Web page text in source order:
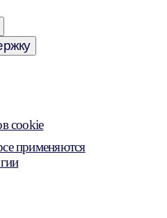
cookie
применяются